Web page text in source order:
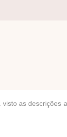
as descrições